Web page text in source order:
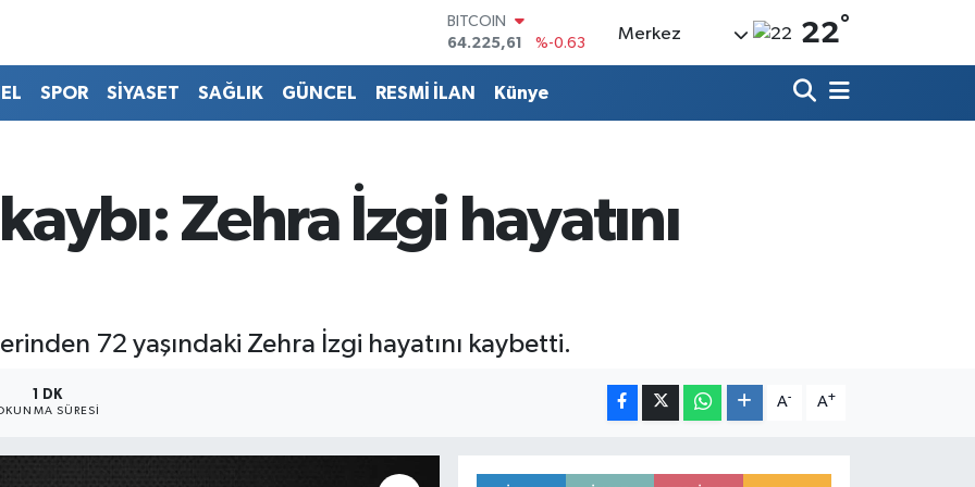
DOLAR
47,7143
%0.16
EURO
55,0317
%-0.02
BİST100
13.799
%70
BITCOIN
Merkez 22°
SPOR SİYASET SAĞLIK GÜNCEL RESMİ İLAN Künye
Zehra İzgi hayatını
72 yaşındaki Zehra İzgi hayatını kaybetti.
1 DK
SÜRESI
A- A+